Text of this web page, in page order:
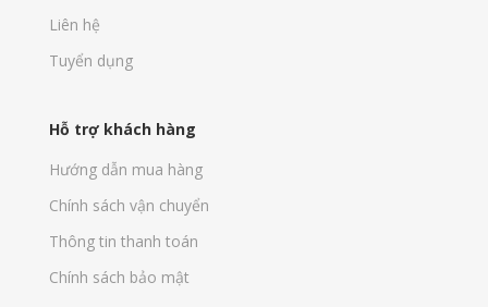
Liên hệ
Tuyển dụng
Hỗ trợ khách hàng
Hướng dẫn mua hàng
Chính sách vận chuyển
Thông tin thanh toán
Chính sách bảo mật